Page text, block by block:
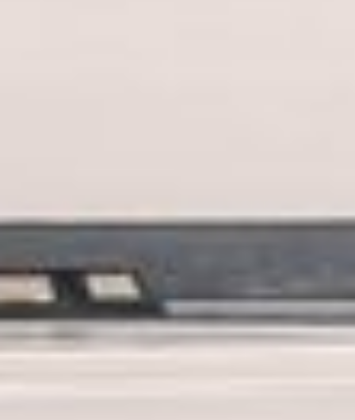
WIR SIND BERE
Wir sind Ihr Partner für individuelle
Lichtlösungen.